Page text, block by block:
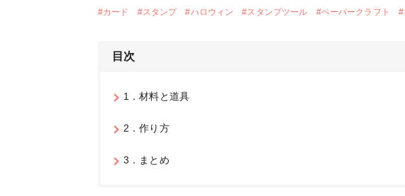
#カード #スタンプ #ハロウィン #スタンプツール #ペーパークラフト #
目次
1．材料と道具
2．作り方
3．まとめ